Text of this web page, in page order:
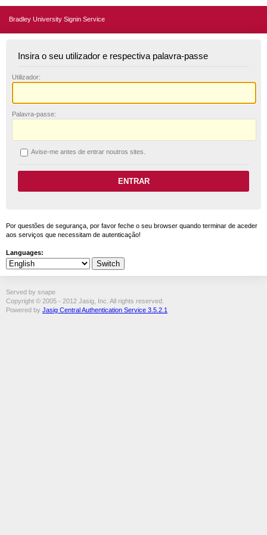
Bradley University Signin Service
Insira o seu utilizador e respectiva palavra-passe
Utilizador:
Palavra-passe:
Avise-me antes de entrar noutros sites.
Por questões de segurança, por favor feche o seu browser quando terminar de aceder
aos serviços que necessitam de autenticação!
Languages:
Served by snape
Copyright © 2005 - 2012 Jasig, Inc. All rights reserved.
Powered by Jasig Central Authentication Service 3.5.2.1